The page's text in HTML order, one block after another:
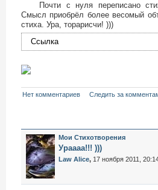
Почти с нуля переписано
Смысл приобрёл более весомый
стиха. Ура, торарисчи! )))
Ссылка
Нет комментариев Следить за
Мои Стихотворения
Ураааа!!! )))
Law Alice, 17 ноября 2011,